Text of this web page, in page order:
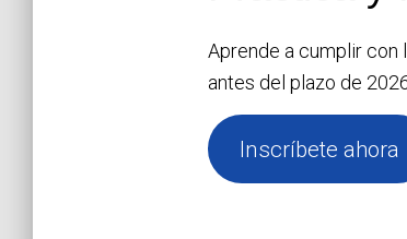
Aprende a cumplir
antes del plazo de
Inscríbete ahora